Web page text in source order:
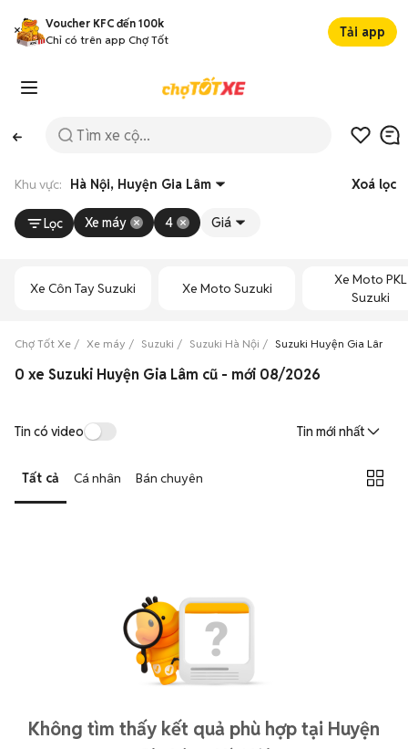
Voucher KFC đến 100k
Chỉ có trên app Chợ Tốt
Tải app
Khu vực: Hà Nội, Huyện Gia Lâm Xoá lọc
Lọc Xe máy 4 Giá
Xe Côn Tay Suzuki Xe Moto Suzuki
Xe Moto PKL
Suzuki
Chợ Tốt Xe Xe máy Suzuki Suzuki Hà Nội Suzuki Huyện Gia Lâm
0 xe Suzuki Huyện Gia Lâm cũ - mới 08/2026
Tin có video Tin mới nhất
Tất cả Cá nhân Bán chuyên
Không tìm thấy kết quả phù hợp tại Huyện